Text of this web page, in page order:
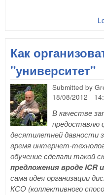
Как
"университет"
Submitted by
18/08/2012 -
В качестве
предоставлю
десятилетней давности
время интернет-
обучение сделали такой
предложения вроде ICR
сама идея организации
КСО (коллективного